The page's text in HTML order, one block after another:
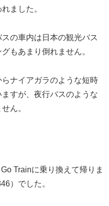
ました。
の車内は日本の観光バス
もあまり倒れません。
ナイアガラのような短時
すが、夜行バスのような
ん。
Trainに乗り換えて帰りま
）でした。